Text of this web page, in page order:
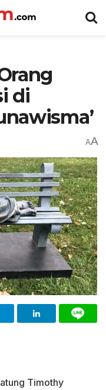
di
AA
Timothy